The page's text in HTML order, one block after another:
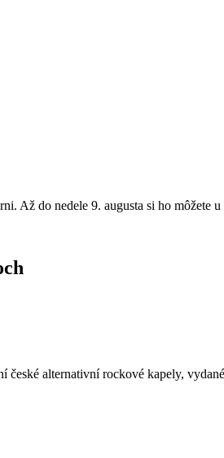
Až do nedele 9. augusta si ho môžete u
české alternativní rockové kapely,